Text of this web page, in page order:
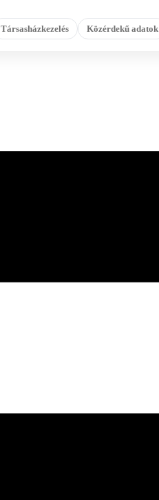
Társasházkezelés Közérdekű adatok